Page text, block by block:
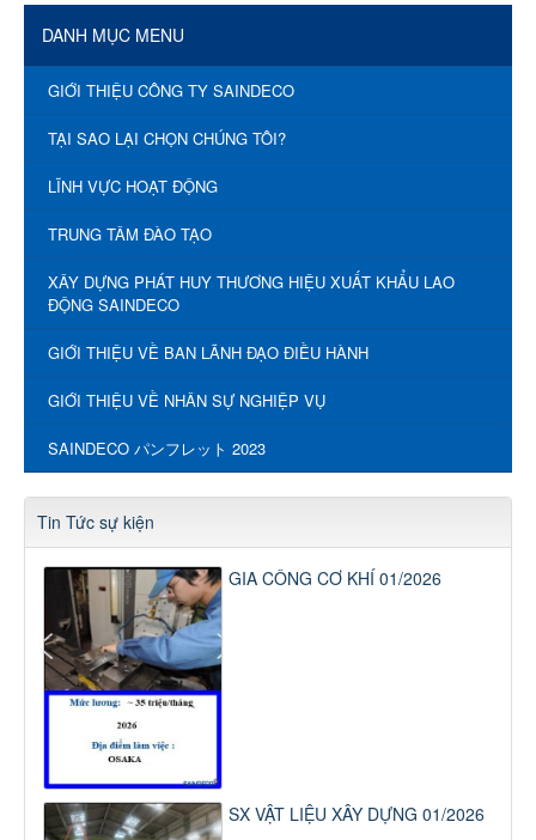
DANH MỤC MENU
GIỚI THIỆU CÔNG TY SAINDECO
TẠI SAO LẠI CHỌN CHÚNG TÔI?
LĨNH VỰC HOẠT ĐỘNG
TRUNG TÂM ĐÀO TẠO
XÂY DỰNG PHÁT HUY THƯƠNG HIỆU XUẤT KHẨU LAO
ĐỘNG SAINDECO
GIỚI THIỆU VỀ BAN LÃNH ĐẠO ĐIỀU HÀNH
GIỚI THIỆU VỀ NHÂN SỰ NGHIỆP VỤ
SAINDECO パンフレット 2023
Tin Tức sự kiện
GIA CÔNG CƠ KHÍ 01/2026
SX VẬT LIỆU XÂY DỰNG 01/2026